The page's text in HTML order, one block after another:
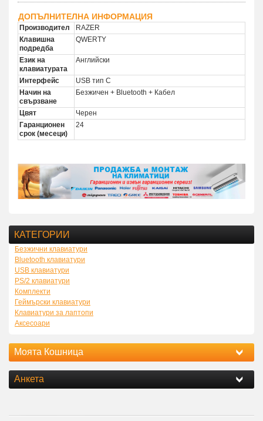
ДОПЪЛНИТЕЛНА ИНФОРМАЦИЯ
Производител
RAZER
Клавишна
подредба
QWERTY
Език на
клавиатурата
Английски
Интерфейс
USB тип C
Начин на
свързване
Безжичен + Bluetooth + Кабел
Цвят
Черен
Гаранционен
срок (месеци)
24
КАТЕГОРИИ
Безжични клавиатури
Bluetooth клавиатури
USB клавиатури
PS/2 клавиатури
Комплекти
Геймърски клавиатури
Клавиатури за лаптопи
Аксесоари
Моята Кошница
Анкета